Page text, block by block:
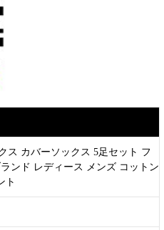
ス カバーソックス 5足セット フ
ンド レディース メンズ コットン
ト